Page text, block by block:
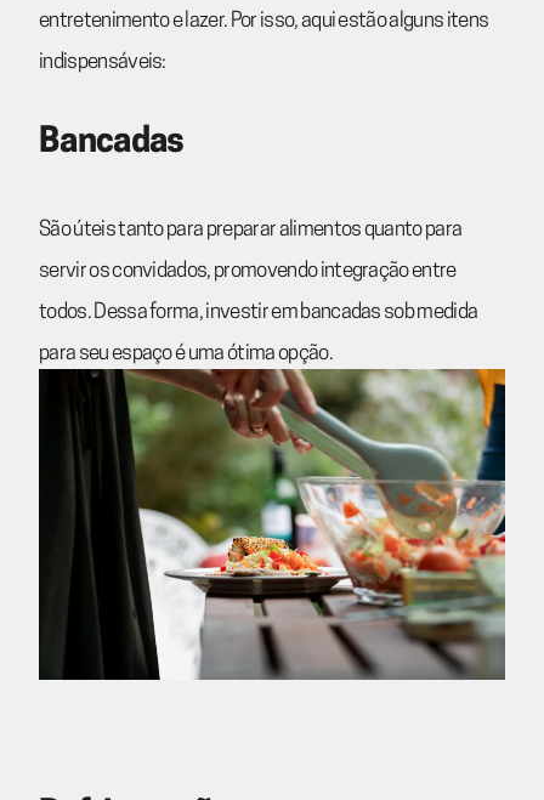
entretenimento e lazer. Por isso, aqui estão alguns itens
indispensáveis:
Bancadas
São úteis tanto para preparar alimentos quanto para
servir os convidados, promovendo integração entre
todos. Dessa forma, investir em bancadas sob medida
para seu espaço é uma ótima opção.